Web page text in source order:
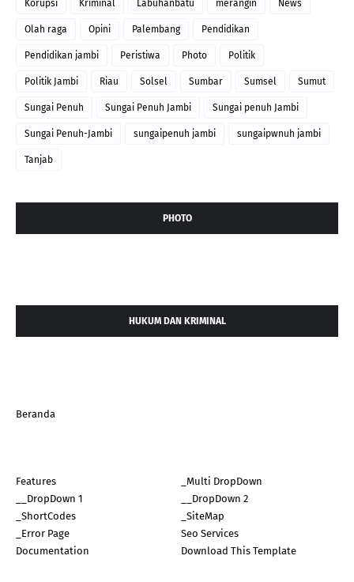
Korupsi Kriminal Labuhanbatu merangin News
Olah raga Opini Palembang Pendidikan
Pendidikan jambi Peristiwa Photo Politik
Politik Jambi Riau Solsel Sumbar Sumsel Sumut
Sungai Penuh Sungai Penuh Jambi Sungai penuh Jambi
Sungai Penuh-Jambi sungaipenuh jambi sungaipwnuh jambi
Tanjab
PHOTO
HUKUM DAN KRIMINAL
Beranda
Features
_Multi DropDown
__DropDown 1
__DropDown 2
_ShortCodes
_SiteMap
_Error Page
Seo Services
Documentation
Download This Template